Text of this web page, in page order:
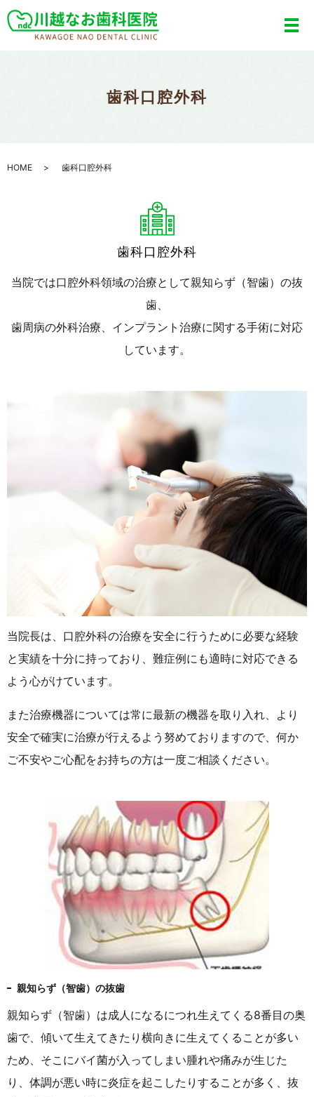
歯科口腔外科
HOME 歯科口腔外科
歯科口腔外科
当院では口腔外科領域の治療として親知らず（智歯）の抜
歯、
歯周病の外科治療、インプラント治療に関する手術に対応
しています。
当院長は、口腔外科の治療を安全に行うために必要な経験
と実績を十分に持っており、難症例にも適時に対応できる
よう心がけています。
また治療機器については常に最新の機器を取り入れ、より
安全で確実に治療が行えるよう努めておりますので、何か
ご不安やご心配をお持ちの方は一度ご相談ください。
親知らず（智歯）の抜歯
親知らず（智歯）は成人になるにつれ生えてくる8番目の奥
歯で、傾いて生えてきたり横向きに生えてくることが多い
ため、そこにバイ菌が入ってしまい腫れや痛みが生じた
り、体調が悪い時に炎症を起こしたりすることが多く、抜